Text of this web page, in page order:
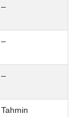
–
–
–
Tahmin